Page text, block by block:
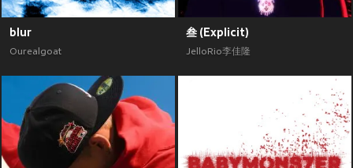
blur
Ourealgoat
叁 (Explicit)
JelloRio李佳隆